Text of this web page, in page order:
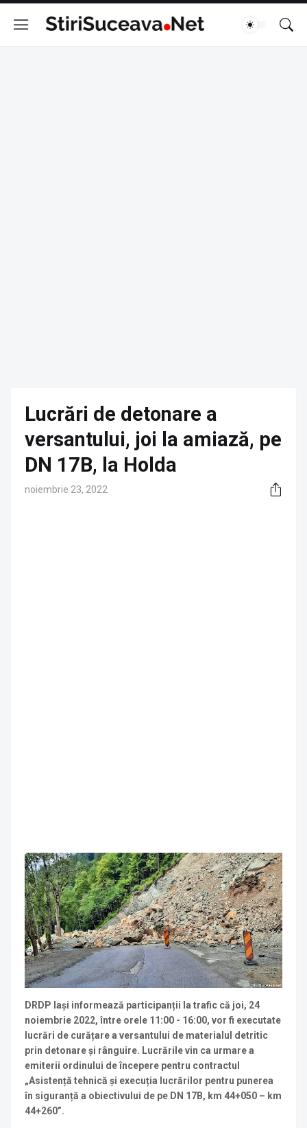
Lucrări de detonare a
versantului, joi la amiază, pe
DN 17B, la Holda
noiembrie 23, 2022
DRDP Iași informează participanții la trafic că joi, 24
noiembrie 2022, între orele 11:00 - 16:00, vor fi executate
lucrări de curățare a versantului de materialul detritic
prin detonare și rânguire. Lucrările vin ca urmare a
emiterii ordinului de începere pentru contractul
„Asistență tehnică și execuția lucrărilor pentru punerea
în siguranță a obiectivului de pe DN 17B, km 44+050 – km
44+260”.